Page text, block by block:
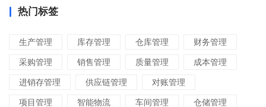
热门标签
生产管理 库存管理 仓库管理 财务管理
采购管理 销售管理 质量管理 成本管理
进销存管理 供应链管理 对账管理
项目管理 智能物流 车间管理 仓储管理